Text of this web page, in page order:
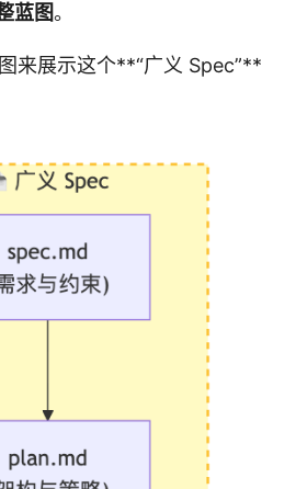
蓝图。
来展示这个**“广义 Spec”**